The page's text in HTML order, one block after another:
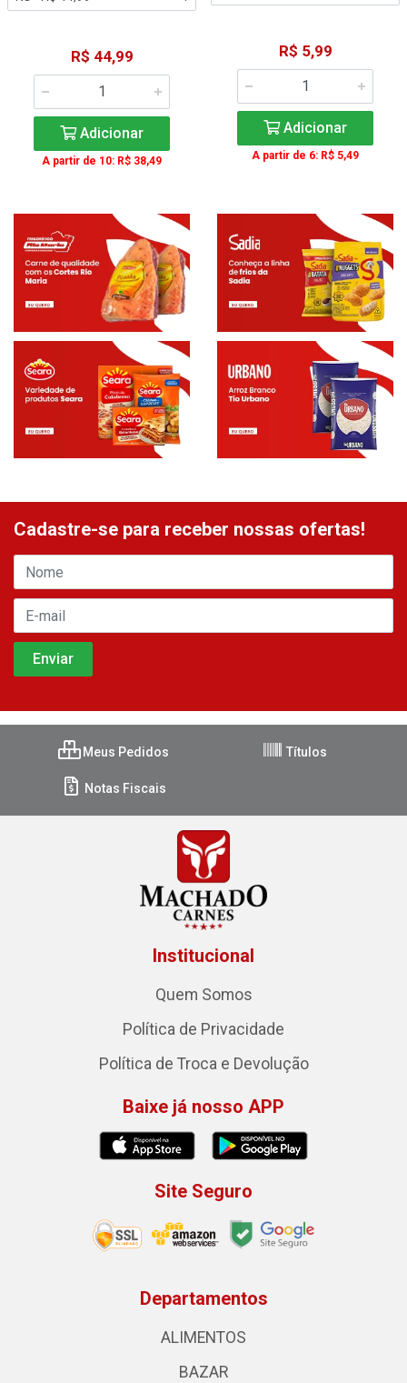
R$ 44,99
Adicionar
A partir de 10: R$ 38,49
R$ 5,99
Adicionar
A partir de 6: R$ 5,49
Cadastre-se para receber nossas ofertas!
Meus Pedidos Títulos
Notas Fiscais
Institucional
Quem Somos
Política de Privacidade
Política de Troca e Devolução
Baixe já nosso APP
Site Seguro
Departamentos
ALIMENTOS
BAZAR